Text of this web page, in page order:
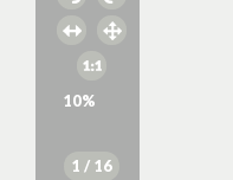
10%
1 / 16